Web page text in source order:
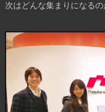
次はどんな集まりになる